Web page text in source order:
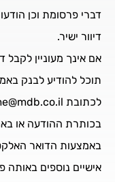
דברי פרסומת וכן
דיוור ישיר.
אם אינך מעוניין לקבל
תוכל להודיע לבנק
בכותרת ההודעה או
באמצעות הדואר
אישיים נוספים באותה